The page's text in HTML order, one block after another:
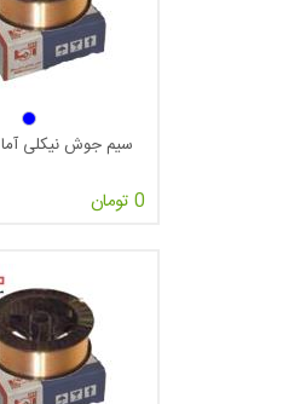
سیم جوش نیکلی آما ERCuNi-7
0 تومان